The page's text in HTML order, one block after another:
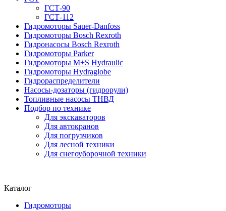
ГСТ-90
ГСТ-112
Гидромоторы Sauer-Danfoss
Гидромоторы Bosch Rexroth
Гидронасосы Bosch Rexroth
Гидромоторы Parker
Гидромоторы M+S Hydraulic
Гидромоторы Hydraglobe
Гидрораспределители
Насосы-дозаторы (гидрорули)
Топливные насосы ТНВД
Подбор по технике
Для экскаваторов
Для автокранов
Для погрузчиков
Для лесной техники
Для снегоуборочной техники
Каталог
Гидромоторы